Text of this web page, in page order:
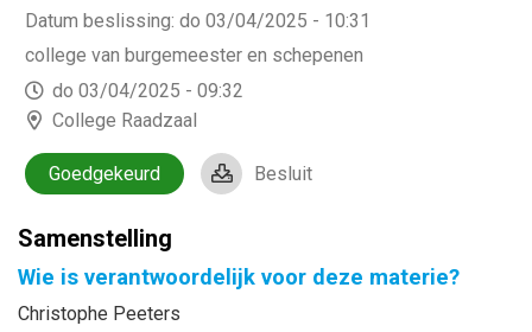
Datum beslissing: do 03/04/2025 - 10:31
college van burgemeester en schepenen
do 03/04/2025 - 09:32
College Raadzaal
Goedgekeurd Besluit
Samenstelling
Wie is verantwoordelijk voor deze materie?
Christophe Peeters